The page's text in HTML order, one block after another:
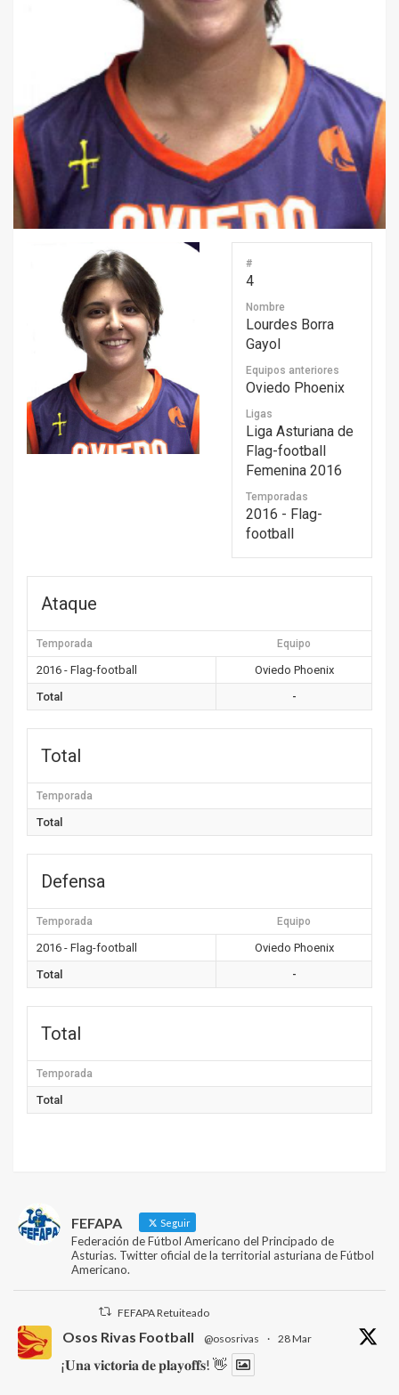
#
4
Nombre
Lourdes Borra
Gayol
Equipos anteriores
Oviedo Phoenix
Ligas
Liga Asturiana de
Flag-football
Femenina 2016
Temporadas
2016 - Flag-
football
Ataque
Temporada Equipo
2016 - Flag-football
Oviedo Phoenix
Total
-
Total
Temporada
Total
Defensa
Temporada Equipo
2016 - Flag-football
Oviedo Phoenix
Total
-
Total
Temporada
Total
FEFAPA Seguir
Federación de Fútbol Americano del Principado de
Asturias. Twitter oficial de la territorial asturiana de Fútbol
Americano.
FEFAPA Retuiteado
Osos Rivas Football @ososrivas · 28 Mar
¡𝐔𝐧𝐚 𝐯𝐢𝐜𝐭𝐨𝐫𝐢𝐚 𝐝𝐞 𝐩𝐥𝐚𝐲𝐨𝐟𝐟𝐬! 👋